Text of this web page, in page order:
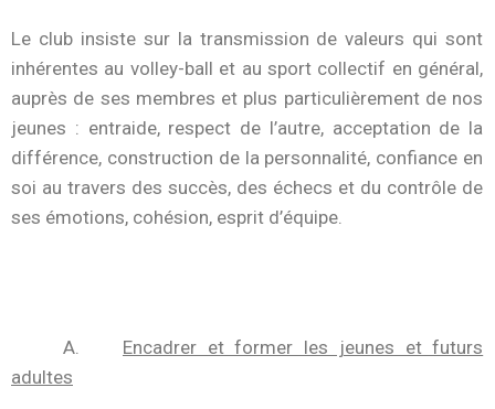
Le club insiste sur la transmission de valeurs qui sont
inhérentes au volley-ball et au sport collectif en général,
auprès de ses membres et plus particulièrement de nos
jeunes : entraide, respect de l’autre, acceptation de la
différence, construction de la personnalité, confiance en
soi au travers des succès, des échecs et du contrôle de
ses émotions, cohésion, esprit d’équipe.
A. Encadrer et former les jeunes et futurs
adultes